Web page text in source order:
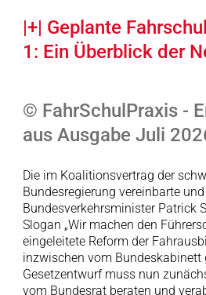
|+| Geplante
1: Ein Überblick der
© FahrSchulPraxis -
aus Ausgabe Juli
Die im Koalitionsvertrag der
Bundesregierung vereinbarte
Bundesverkehrsminister Patrick
Slogan „Wir machen den
eingeleitete Reform der
inzwischen vom Bundeskabinett
Gesetzentwurf muss nun
vom Bundesrat beraten und